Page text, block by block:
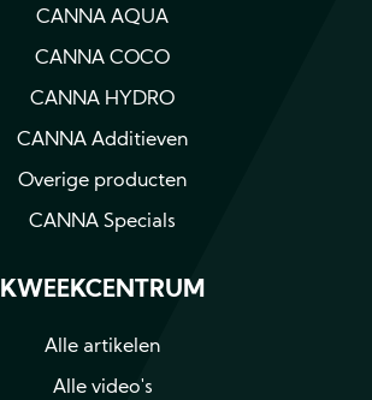
CANNA AQUA
CANNA COCO
CANNA HYDRO
CANNA Additieven
Overige producten
CANNA Specials
KWEEKCENTRUM
Alle artikelen
Alle video's